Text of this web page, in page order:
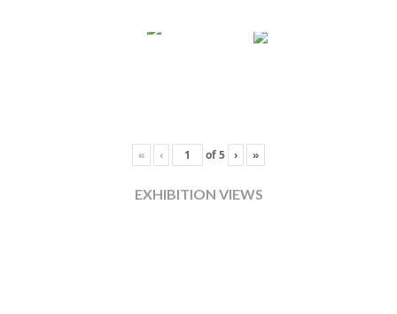
« ‹ of5 › »
EXHIBITION VIEWS